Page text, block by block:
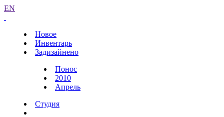
EN
Новое
Инвентарь
Задизайнено
Понос
2010
Апрель
Студия